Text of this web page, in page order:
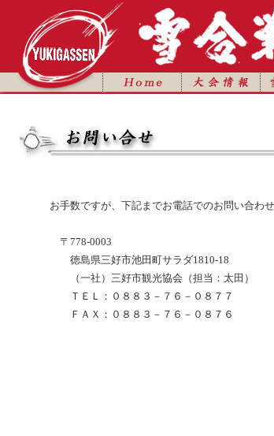
お手数ですが、下記までお電話でのお問い合わせ
〒778-0003
徳島県三好市池田町サラダ1810-18
（一社）三好市観光協会（担当：太田）
ＴＥＬ：０８８３－７６－０８７７
ＦＡＸ：０８８３－７６－０８７６